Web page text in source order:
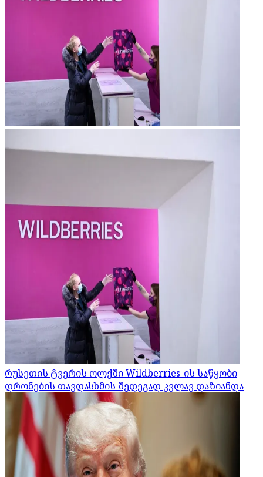
რუსეთის ტვერის ოლქში Wildberries-ის საწყობი
დრონების თავდასხმის შედეგად კვლავ დაზიანდა